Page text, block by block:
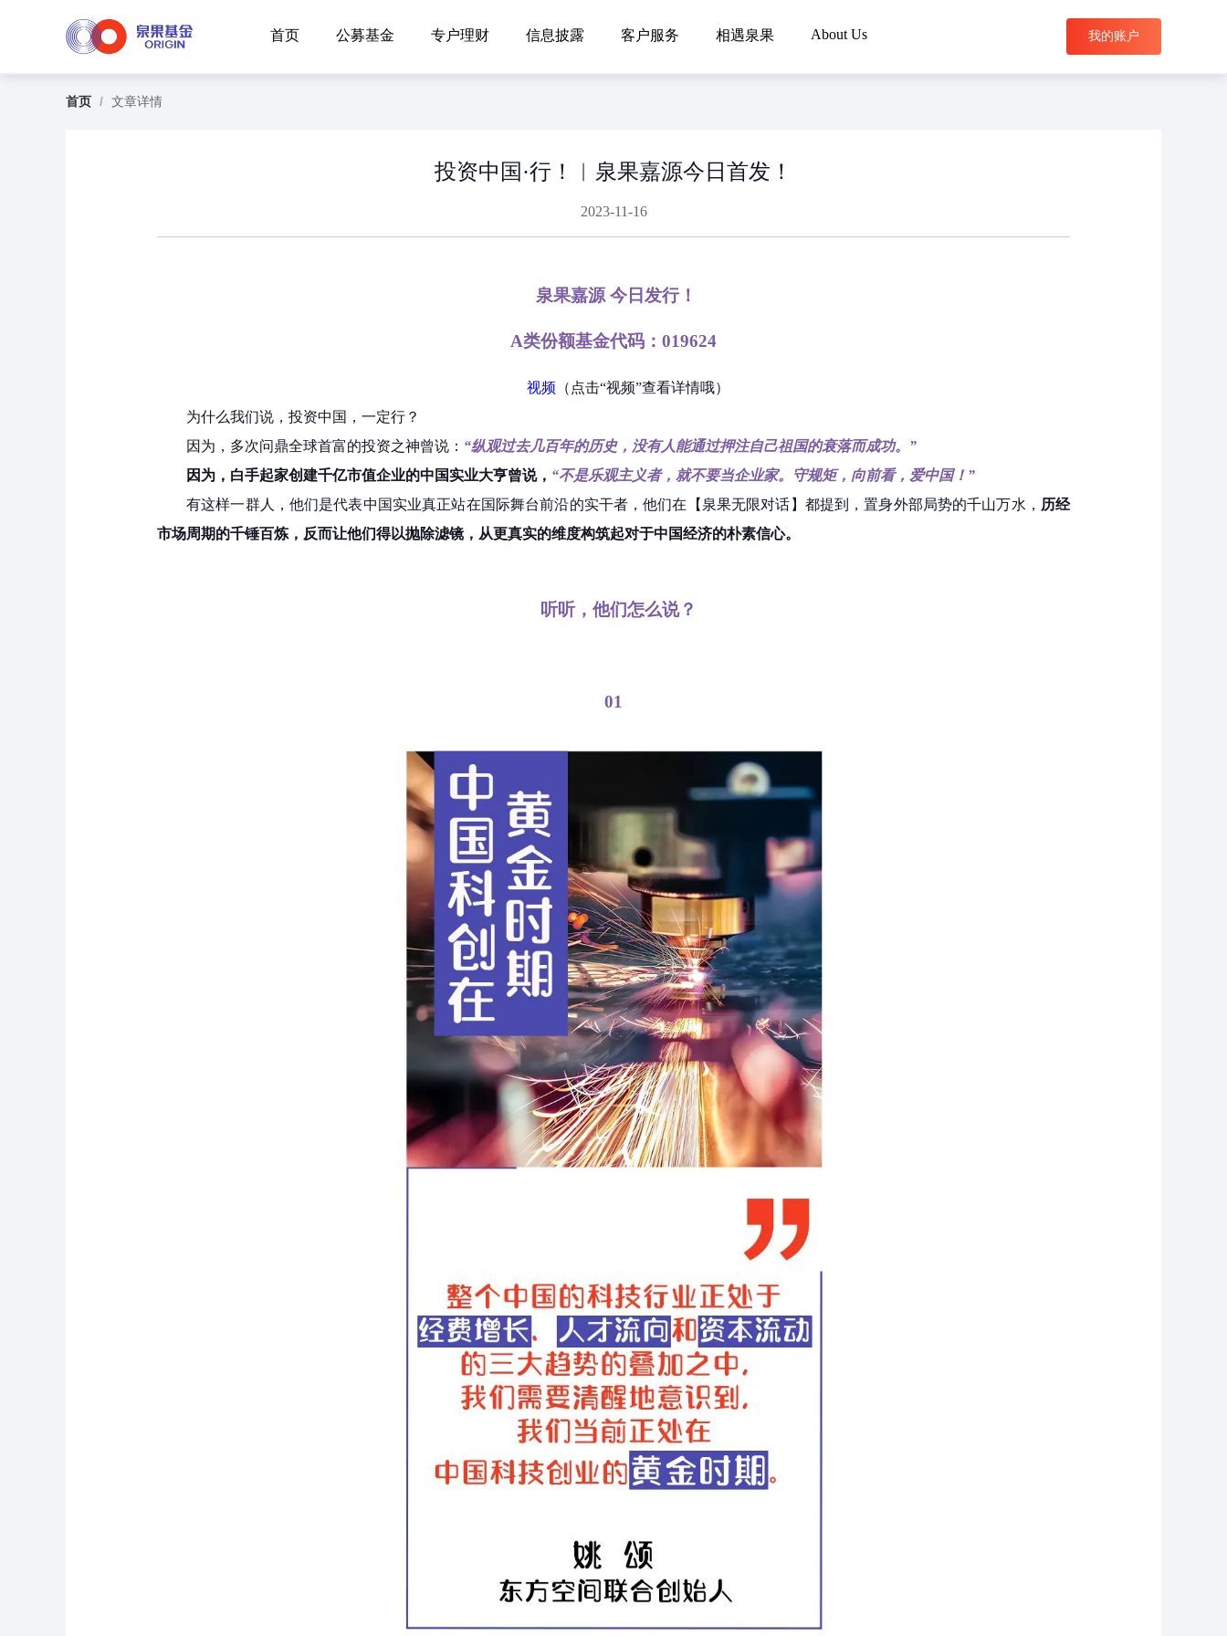
首页 公募基金 专户理财 信息披露 客户服务 相遇泉果 About Us 我的账户
搜索
首页 / 文章详情
投资中国·行！︳泉果嘉源今日首发！
2023-11-16
泉果嘉源 今日发行！
A类份额基金代码：019624
视频 （点击“视频”查看详情哦）
为什么我们说，投资中国，一定行？
因为，多次问鼎全球首富的投资之神曾说： “纵观过去几百年的历史，没有人能通过押注自己祖国的衰落而成功。”
因为，白手起家创建千亿市值企业的中国实业大亨曾说， “不是乐观主义者，就不要当企业家。守规矩，向前看，爱中国！”
有这样一群人，他们是代表中国实业真正站在国际舞台前沿的实干者，他们在【泉果无限对话】都提到，置身外部局势的千山万水， 历经
市场周期的千锤百炼，反而让他们得以抛除滤镜，从更真实的维度构筑起对于中国经济的朴素信心。
听听，他们怎么说？
01